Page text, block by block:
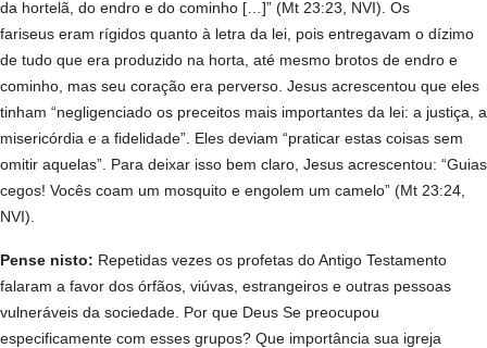
da hortelã, do endro e do cominho […]” (Mt 23:23, NVI). Os
fariseus eram rígidos quanto à letra da lei, pois entregavam o dízimo
de tudo que era produzido na horta, até mesmo brotos de endro e
cominho, mas seu coração era perverso. Jesus acrescentou que eles
tinham “negligenciado os preceitos mais importantes da lei: a justiça, a
misericórdia e a fidelidade”. Eles deviam “praticar estas coisas sem
omitir aquelas”. Para deixar isso bem claro, Jesus acrescentou: “Guias
cegos! Vocês coam um mosquito e engolem um camelo” (Mt 23:24,
NVI).
Pense nisto: Repetidas vezes os profetas do Antigo Testamento
falaram a favor dos órfãos, viúvas, estrangeiros e outras pessoas
vulneráveis da sociedade. Por que Deus Se preocupou
especificamente com esses grupos? Que importância sua igreja